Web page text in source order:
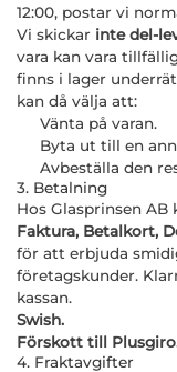
12:00, postar vi
Vi skickar inte del-
vara kan vara
finns i lager
kan då välja att:
Vänta på varan.
Byta ut till en
Avbeställa den
3. Betalning
Hos Glasprinsen
Faktura, Betalkort,
för att erbjuda
företagskunder.
kassan.
Swish.
Förskott till
4. Fraktavgifter